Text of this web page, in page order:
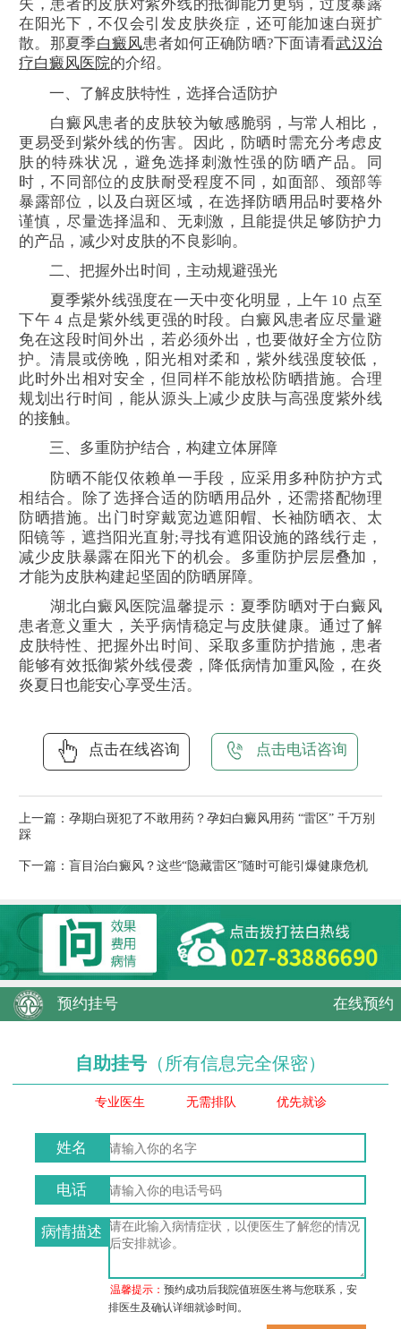
失，患者的皮肤对紫外线的抵御能力更弱，过度暴露
在阳光下，不仅会引发皮肤炎症，还可能加速白斑扩
散。那夏季白癜风患者如何正确防晒?下面请看武汉治
疗白癜风医院的介绍。
一、了解皮肤特性，选择合适防护
白癜风患者的皮肤较为敏感脆弱，与常人相比，
更易受到紫外线的伤害。因此，防晒时需充分考虑皮
肤的特殊状况，避免选择刺激性强的防晒产品。同
时，不同部位的皮肤耐受程度不同，如面部、颈部等
暴露部位，以及白斑区域，在选择防晒用品时要格外
谨慎，尽量选择温和、无刺激，且能提供足够防护力
的产品，减少对皮肤的不良影响。
二、把握外出时间，主动规避强光
夏季紫外线强度在一天中变化明显，上午 10 点至
下午 4 点是紫外线更强的时段。白癜风患者应尽量避
免在这段时间外出，若必须外出，也要做好全方位防
护。清晨或傍晚，阳光相对柔和，紫外线强度较低，
此时外出相对安全，但同样不能放松防晒措施。合理
规划出行时间，能从源头上减少皮肤与高强度紫外线
的接触。
三、多重防护结合，构建立体屏障
防晒不能仅依赖单一手段，应采用多种防护方式
相结合。除了选择合适的防晒用品外，还需搭配物理
防晒措施。出门时穿戴宽边遮阳帽、长袖防晒衣、太
阳镜等，遮挡阳光直射;寻找有遮阳设施的路线行走，
减少皮肤暴露在阳光下的机会。多重防护层层叠加，
才能为皮肤构建起坚固的防晒屏障。
湖北白癜风医院温馨提示：夏季防晒对于白癜风
患者意义重大，关乎病情稳定与皮肤健康。通过了解
皮肤特性、把握外出时间、采取多重防护措施，患者
能够有效抵御紫外线侵袭，降低病情加重风险，在炎
炎夏日也能安心享受生活。
点击在线咨询 点击电话咨询
上一篇： 孕期白斑犯了不敢用药？孕妇白癜风用药 “雷区” 千万别
踩
下一篇： 盲目治白癜风？这些“隐藏雷区”随时可能引爆健康危机
预约挂号 在线预约
自助挂号 （所有信息完全保密）
专业医生 无需排队 优先就诊
姓名
电话
病情描述
温馨提示：预约成功后我院值班医生将与您联系，安
排医生及确认详细就诊时间。